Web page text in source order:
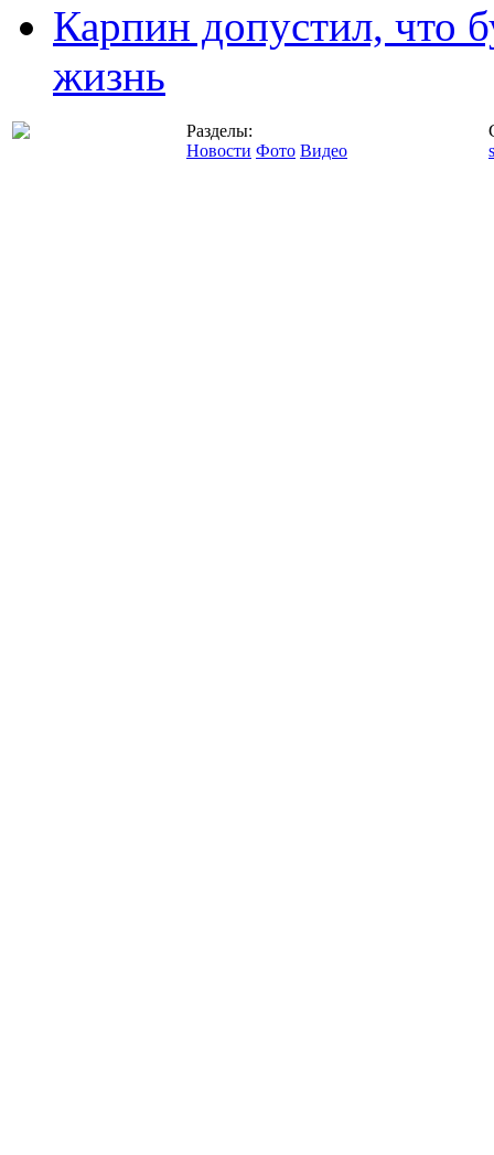
Карпин допустил, что
жизнь
Разделы:
Новости Фото Видео